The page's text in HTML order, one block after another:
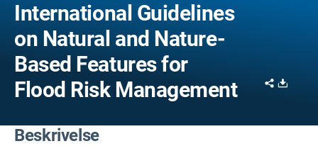
International Guidelines
on Natural and Nature-
Based Features for
Flood Risk Management
Share
Beskrivelse